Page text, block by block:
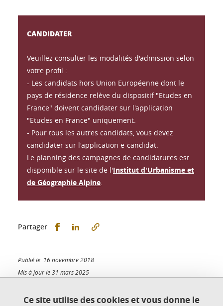
CANDIDATER
Veuillez consulter les modalités d'admission selon
votre profil :
- Les candidats hors Union Européenne dont le
pays de résidence relève du dispositif "Etudes en
France" doivent candidater sur l'application
"Etudes en France" uniquement.
- Pour tous les autres candidats, vous devez
candidater sur l'application e-candidat.
Le planning des campagnes de candidatures est
disponible sur le site de l'Institut d'Urbanisme et
de Géographie Alpine
Partager Partager sur Facebook
Partager sur LinkedIn
Publié le 16 novembre 2018
Mis à jour le 31 mars 2025
Ce site utilise des cookies et vous donne le